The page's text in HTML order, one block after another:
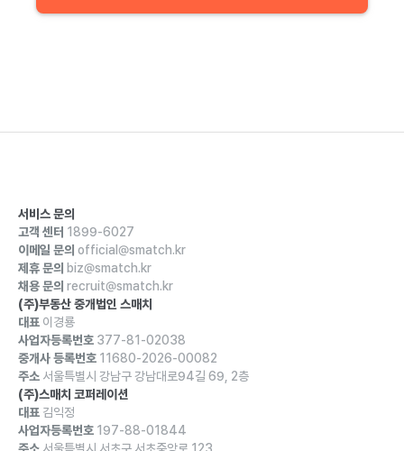
서비스 문의
고객 센터 1899-6027
이메일 문의 official@smatch.kr
제휴 문의 biz@smatch.kr
채용 문의 recruit@smatch.kr
(주)부동산 중개법인 스매치
대표 이경룡
사업자등록번호 377-81-02038
중개사 등록번호 11680-2026-00082
주소 서울특별시 강남구 강남대로94길 69, 2층
(주)스매치 코퍼레이션
대표 김익정
사업자등록번호 197-88-01844
주소 서울특별시 서초구 서초중앙로 123